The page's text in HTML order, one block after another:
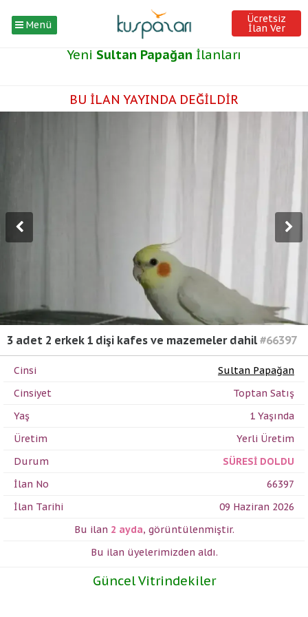
Menü Ücretsiz
İlan Ver
Yeni Sultan Papağan İlanları
BU İLAN YAYINDA DEĞİLDİR
3 adet 2 erkek 1 dişi kafes ve mazemeler dahil#66397
Cinsi
Sultan Papağan
Cinsiyet
Toptan Satış
Yaş
1 Yaşında
Üretim
Yerli Üretim
Durum
SÜRESİ DOLDU
İlan No
66397
İlan Tarihi
09 Haziran 2026
Bu ilan 2 ayda, görüntülenmiştir.
Bu ilan üyelerimizden aldı.
Güncel Vitrindekiler